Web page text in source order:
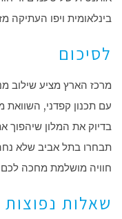
בינלאומית ויפו העתיקה
לסיכום
מרכז הארץ מציע שילוב
עם תכנון קפדני, השוואת
בדיוק את המלון שיהפוך
תבחרו בתל אביב שלא
חוויה מושלמת מחכה לכם
שאלות נפוצות